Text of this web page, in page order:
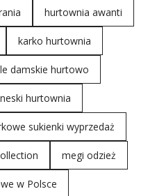
hurtownia awanti
karko hurtownia
damskie hurtowo
hurtownia
sukienki wyprzedaż
megi odzież
w Polsce